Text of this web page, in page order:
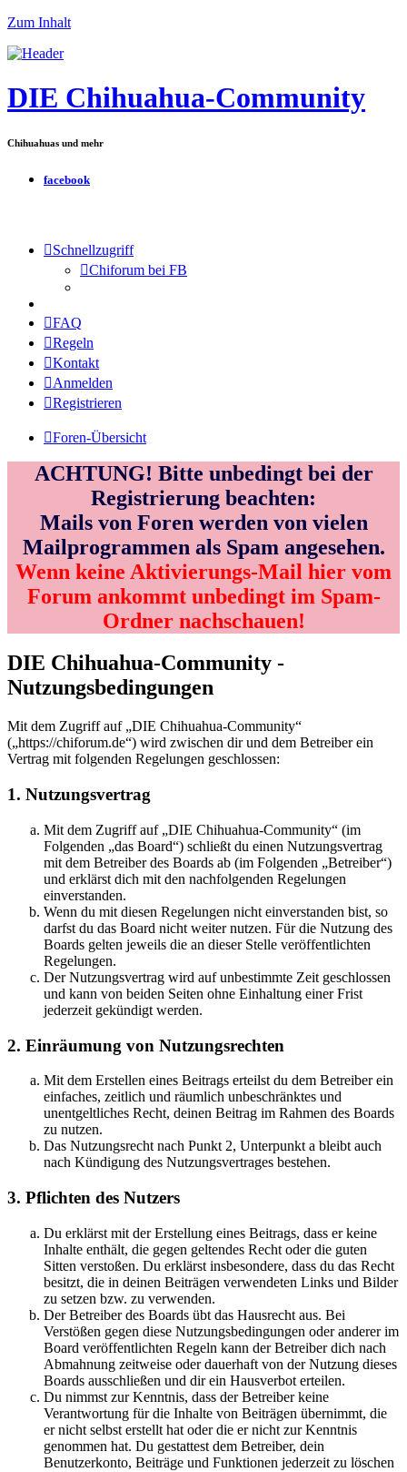
Zum Inhalt
DIE Chihuahua-Community
Chihuahuas und mehr
facebook
Schnellzugriff
Chiforum bei FB
FAQ
Regeln
Kontakt
Anmelden
Registrieren
Foren-Übersicht
ACHTUNG! Bitte unbedingt bei der
Registrierung beachten:
Mails von Foren werden von vielen
Mailprogrammen als Spam angesehen.
Wenn keine Aktivierungs-Mail hier vom
Forum ankommt unbedingt im Spam-
Ordner nachschauen!
DIE Chihuahua-Community -
Nutzungsbedingungen
Mit dem Zugriff auf „DIE Chihuahua-Community“
(„https://chiforum.de“) wird zwischen dir und dem Betreiber ein
Vertrag mit folgenden Regelungen geschlossen:
1. Nutzungsvertrag
Mit dem Zugriff auf „DIE Chihuahua-Community“ (im
Folgenden „das Board“) schließt du einen Nutzungsvertrag
mit dem Betreiber des Boards ab (im Folgenden „Betreiber“)
und erklärst dich mit den nachfolgenden Regelungen
einverstanden.
Wenn du mit diesen Regelungen nicht einverstanden bist, so
darfst du das Board nicht weiter nutzen. Für die Nutzung des
Boards gelten jeweils die an dieser Stelle veröffentlichten
Regelungen.
Der Nutzungsvertrag wird auf unbestimmte Zeit geschlossen
und kann von beiden Seiten ohne Einhaltung einer Frist
jederzeit gekündigt werden.
2. Einräumung von Nutzungsrechten
Mit dem Erstellen eines Beitrags erteilst du dem Betreiber ein
einfaches, zeitlich und räumlich unbeschränktes und
unentgeltliches Recht, deinen Beitrag im Rahmen des Boards
zu nutzen.
Das Nutzungsrecht nach Punkt 2, Unterpunkt a bleibt auch
nach Kündigung des Nutzungsvertrages bestehen.
3. Pflichten des Nutzers
Du erklärst mit der Erstellung eines Beitrags, dass er keine
Inhalte enthält, die gegen geltendes Recht oder die guten
Sitten verstoßen. Du erklärst insbesondere, dass du das Recht
besitzt, die in deinen Beiträgen verwendeten Links und Bilder
zu setzen bzw. zu verwenden.
Der Betreiber des Boards übt das Hausrecht aus. Bei
Verstößen gegen diese Nutzungsbedingungen oder anderer im
Board veröffentlichten Regeln kann der Betreiber dich nach
Abmahnung zeitweise oder dauerhaft von der Nutzung dieses
Boards ausschließen und dir ein Hausverbot erteilen.
Du nimmst zur Kenntnis, dass der Betreiber keine
Verantwortung für die Inhalte von Beiträgen übernimmt, die
er nicht selbst erstellt hat oder die er nicht zur Kenntnis
genommen hat. Du gestattest dem Betreiber, dein
Benutzerkonto, Beiträge und Funktionen jederzeit zu löschen